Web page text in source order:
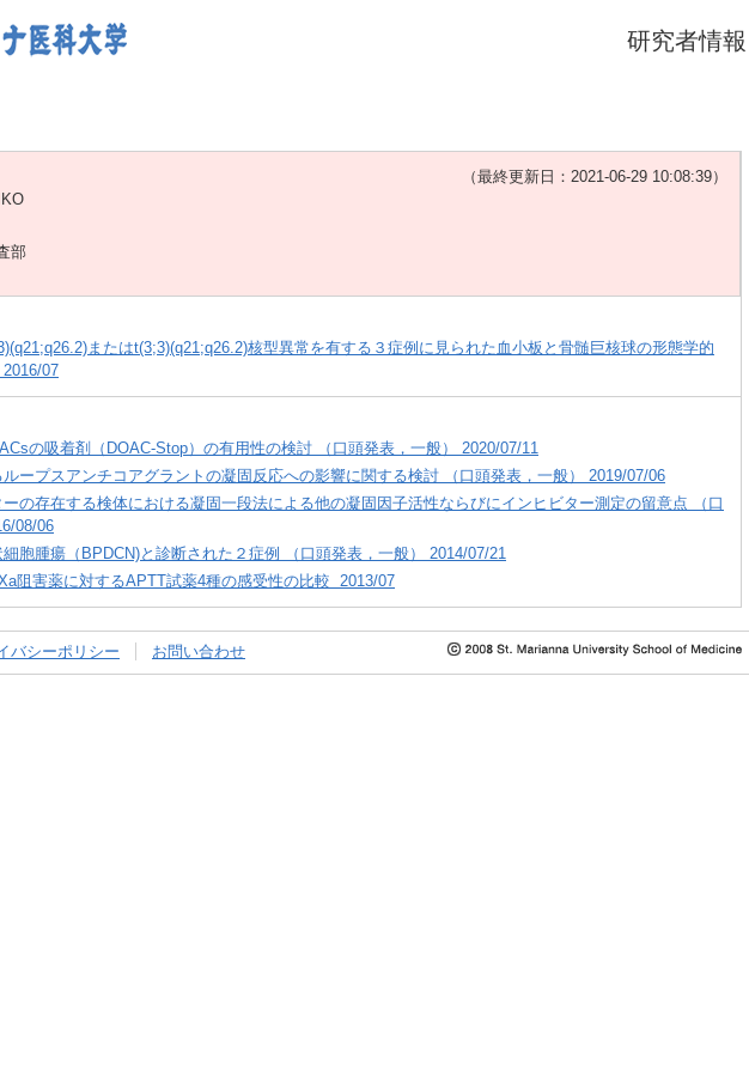
研究者情報
（最終更新日：2021-06-29 10:08:39）
部
またはt(3;3)(q21;q26.2)核型異常を有する３症例に見られた血小板と骨髄巨核球の形態学的
07
の吸着剤（DOAC-Stop）の有用性の検討 （口頭発表，一般） 2020/07/11
ープスアンチコアグラントの凝固反応への影響に関する検討 （口頭発表，一般） 2019/07/06
の存在する検体における凝固一段法による他の凝固因子活性ならびにインヒビター測定の留意点 （口
08/06
胞腫瘍（BPDCN)と診断された２症例 （口頭発表，一般） 2014/07/21
阻害薬に対するAPTT試薬4種の感受性の比較 2013/07
バシーポリシー お問い合わせ